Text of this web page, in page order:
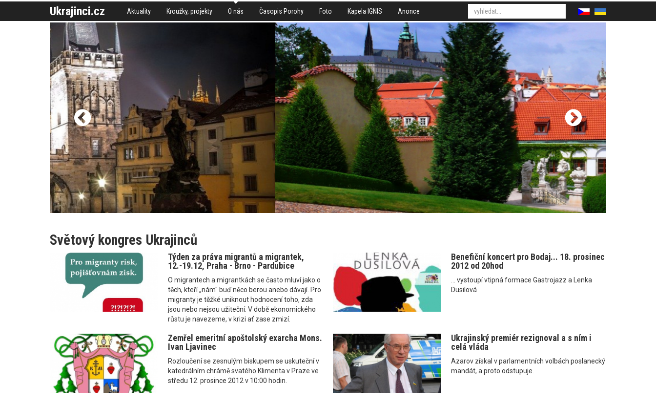
Ukrajinci.cz Aktuality Kroužky, projekty O nás Časopis Porohy Foto Kapela IGNIS Anonce
Světový kongres Ukrajinců
Týden za práva migrantů a migrantek,
12.-19.12, Praha - Brno - Pardubice
O migrantech a migrantkách se často mluví jako o
těch, kteří „nám" buď něco berou anebo dávají. Pro
migranty je těžké uniknout hodnocení toho, zda
jsou nebo nejsou užiteční. V době ekonomického
růstu je navezeme, v krizi ať zase zmizí.
Benefiční koncert pro Bodaj... 18. prosinec
2012 od 20hod
... vystoupí vtipná formace Gastrojazz a Lenka
Dusilová
Zemřel emeritní apoštolský exarcha Mons.
Ivan Ljavinec
Rozloučení se zesnulým biskupem se uskuteční v
katedrálním chrámě svatého Klimenta v Praze ve
středu 12. prosince 2012 v 10:00 hodin.
Ukrajinský premiér rezignoval a s ním i
celá vláda
Azarov získal v parlamentních volbách poslanecký
mandát, a proto odstupuje.